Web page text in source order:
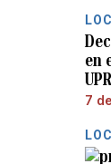
en
7